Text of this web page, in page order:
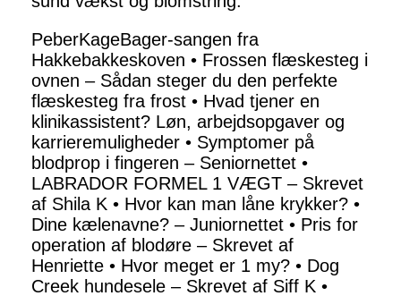
PeberKageBager-sangen fra
Hakkebakkeskoven • Frossen flæskesteg i
ovnen – Sådan steger du den perfekte
flæskesteg fra frost • Hvad tjener en
klinikassistent? Løn, arbejdsopgaver og
karrieremuligheder • Symptomer på
blodprop i fingeren – Seniornettet •
LABRADOR FORMEL 1 VÆGT – Skrevet
af Shila K • Hvor kan man låne krykker? •
Dine kælenavne? – Juniornettet • Pris for
operation af blodøre – Skrevet af
Henriette • Hvor meget er 1 my? • Dog
Creek hundesele – Skrevet af Siff K •